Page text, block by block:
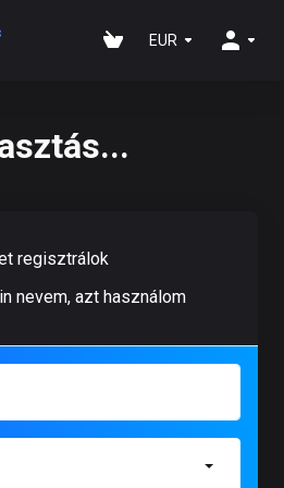
EUR
regisztrálok
nevem, azt használom